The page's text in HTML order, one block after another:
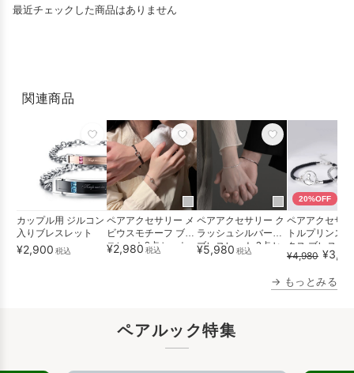
最近チェックした商品はありません
関連商品
カップル用 ジルコン
入りブレスレット
¥2,900 税込
ペアアクセサリー メ
ビウスモチーフ ブレ
スレット2点セット
¥2,980 税込
ペアアクセサリー ク
ラッシュシルバー風
ブレスレット 2点セ
ット
¥5,980 税込
20%OFF
ペアアクセサ
トルプリンス×
クス ブレスレ
【2点...
¥4,980
→ もっとみる
ペアルック特集